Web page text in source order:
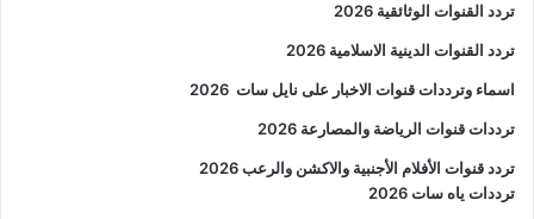
تردد القنوات الوثائقية 2026
تردد القنوات الدينية الاسلامية 2026
اسماء وترددات قنوات الاخبار على نايل سات 2026
ترددات قنوات الرياضة والمصارعة 2026
تردد قنوات الأفلام الأجنبية والاكشن والرعب2026
ترددات ياه سات 2026